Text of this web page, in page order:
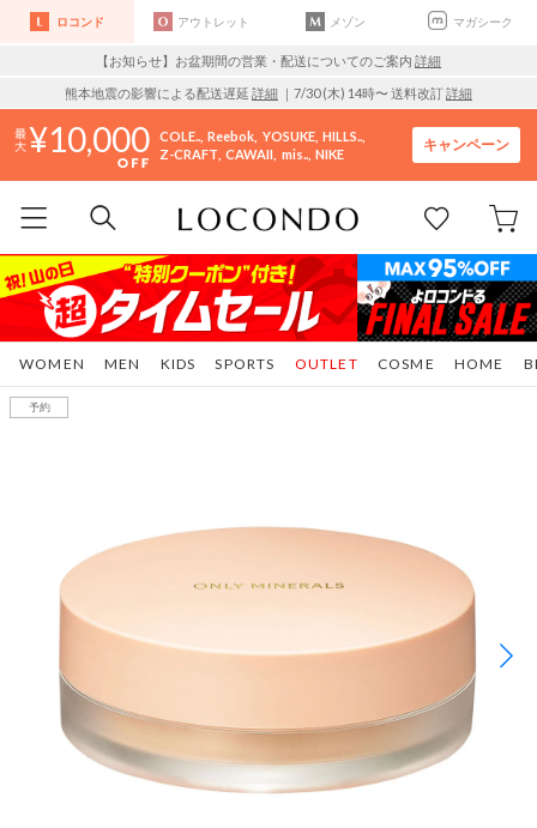
ロコンド アウトレット メゾン マガシーク
【お知らせ】お盆期間の営業・配送についてのご案内 詳細
熊本地震の影響による配送遅延 詳細 ｜7/30 (木) 14時〜 送料改訂詳細
10,000 COLE.. Reebok YOSUKE HILLS..
Z-CRAFT CAWAII mis.. NIKE
キャンペーン
WOMEN MEN KIDS SPORTS COSME HOME
OUTLET